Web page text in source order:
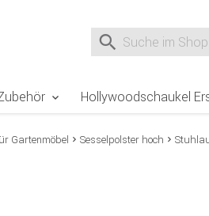
Suche nach
Hollywoodschaukel
Gartenmöbel Sesselpolster hoch